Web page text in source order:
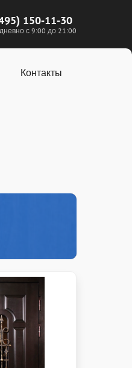
150-11-30
с 9:00 до 21:00
Контакты